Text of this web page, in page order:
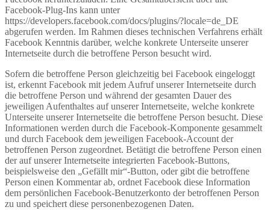
Facebook-Plug-Ins kann unter
https://developers.facebook.com/docs/plugins/?locale=de_DE
abgerufen werden. Im Rahmen dieses technischen Verfahrens erhält
Facebook Kenntnis darüber, welche konkrete Unterseite unserer
Internetseite durch die betroffene Person besucht wird.
Sofern die betroffene Person gleichzeitig bei Facebook eingeloggt
ist, erkennt Facebook mit jedem Aufruf unserer Internetseite durch
die betroffene Person und während der gesamten Dauer des
jeweiligen Aufenthaltes auf unserer Internetseite, welche konkrete
Unterseite unserer Internetseite die betroffene Person besucht. Diese
Informationen werden durch die Facebook-Komponente gesammelt
und durch Facebook dem jeweiligen Facebook-Account der
betroffenen Person zugeordnet. Betätigt die betroffene Person einen
der auf unserer Internetseite integrierten Facebook-Buttons,
beispielsweise den „Gefällt mir“-Button, oder gibt die betroffene
Person einen Kommentar ab, ordnet Facebook diese Information
dem persönlichen Facebook-Benutzerkonto der betroffenen Person
zu und speichert diese personenbezogenen Daten.